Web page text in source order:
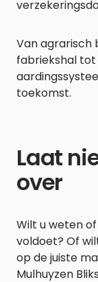
Van agrarisch
fabriekshal
toekomst.
Laat
over
Wilt u weten
voldoet? Of
op de juiste
Mulhuyzen